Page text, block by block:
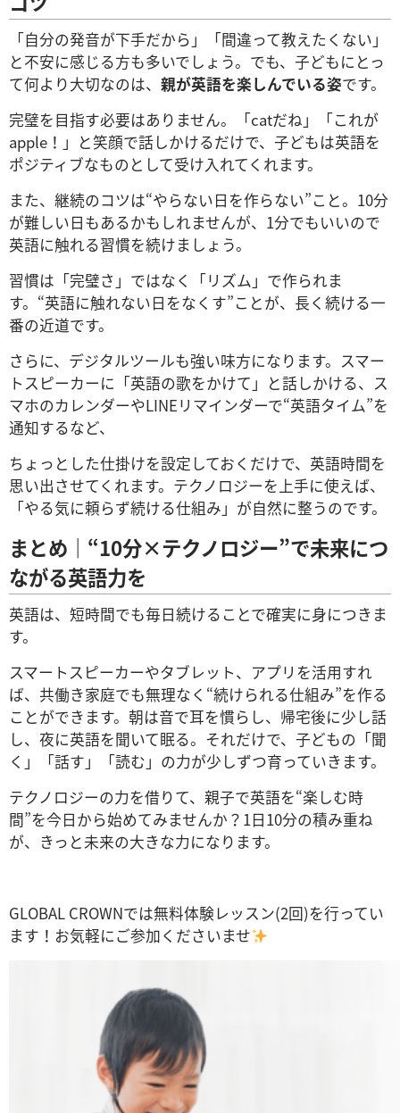
「自分の発音が下手だから」「間違って教えたくない」
と不安に感じる方も多いでしょう。でも、子どもにとっ
て何より大切なのは、 親が英語を楽しんでいる姿です。
完璧を目指す必要はありません。「catだね」「これが
apple！」と笑顔で話しかけるだけで、子どもは英語を
ポジティブなものとして受け入れてくれます。
また、継続のコツは“やらない日を作らない”こと。10分
が難しい日もあるかもしれませんが、1分でもいいので
英語に触れる習慣を続けましょう。
習慣は「完璧さ」ではなく「リズム」で作られま
す。“英語に触れない日をなくす”ことが、長く続ける一
番の近道です。
さらに、デジタルツールも強い味方になります。スマー
トスピーカーに「英語の歌をかけて」と話しかける、ス
マホのカレンダーやLINEリマインダーで“英語タイム”を
通知するなど、
ちょっとした仕掛けを設定しておくだけで、英語時間を
思い出させてくれます。テクノロジーを上手に使えば、
「やる気に頼らず続ける仕組み」が自然に整うのです。
まとめ｜“10分×テクノロジー”で未来につ
ながる英語力を
英語は、短時間でも毎日続けることで確実に身につきま
す。
スマートスピーカーやタブレット、アプリを活用すれ
ば、共働き家庭でも無理なく“続けられる仕組み”を作る
ことができます。朝は音で耳を慣らし、帰宅後に少し話
し、夜に英語を聞いて眠る。それだけで、子どもの「聞
く」「話す」「読む」の力が少しずつ育っていきます。
テクノロジーの力を借りて、親子で英語を“楽しむ時
間”を今日から始めてみませんか？1日10分の積み重ね
が、きっと未来の大きな力になります。
GLOBAL CROWNでは無料体験レッスン(2回)を行ってい
ます！お気軽にご参加くださいませ